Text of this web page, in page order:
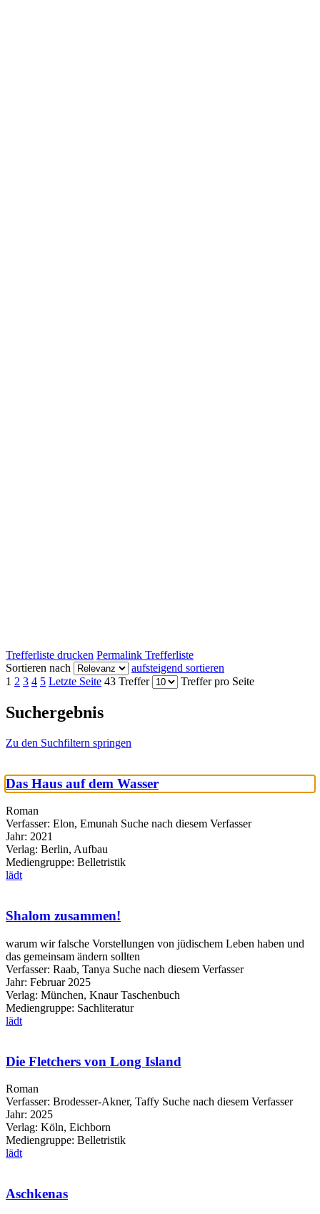
Trefferliste drucken Permalink Trefferliste
Sortieren nach
aufsteigend sortieren
1 2 3 4 5 Letzte Seite 43 Treffer Treffer pro Seite
Suchergebnis
Zu den Suchfiltern springen
Das Haus auf dem Wasser
Roman
Verfasser: Elon, Emunah Suche nach diesem Verfasser
Jahr: 2021
Verlag: Berlin, Aufbau
Mediengruppe: Belletristik
lädt
Shalom zusammen!
warum wir falsche Vorstellungen von jüdischem Leben haben und
das gemeinsam ändern sollten
Verfasser: Raab, Tanya Suche nach diesem Verfasser
Jahr: Februar 2025
Verlag: München, Knaur Taschenbuch
Mediengruppe: Sachliteratur
lädt
Die Fletchers von Long Island
Roman
Verfasser: Brodesser-Akner, Taffy Suche nach diesem Verfasser
Jahr: 2025
Verlag: Köln, Eichborn
Mediengruppe: Belletristik
lädt
Aschkenas